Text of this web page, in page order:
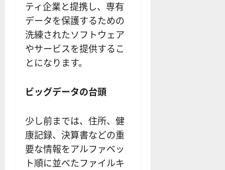
ティ企業と提携し、専有
データを保護するための
洗練されたソフトウェア
やサービスを提供するこ
とになります。
ビッグデータの台頭
少し前までは、住所、健
康記録、決算書などの重
要な情報をアルファベッ
ト順に並べたファイルキ